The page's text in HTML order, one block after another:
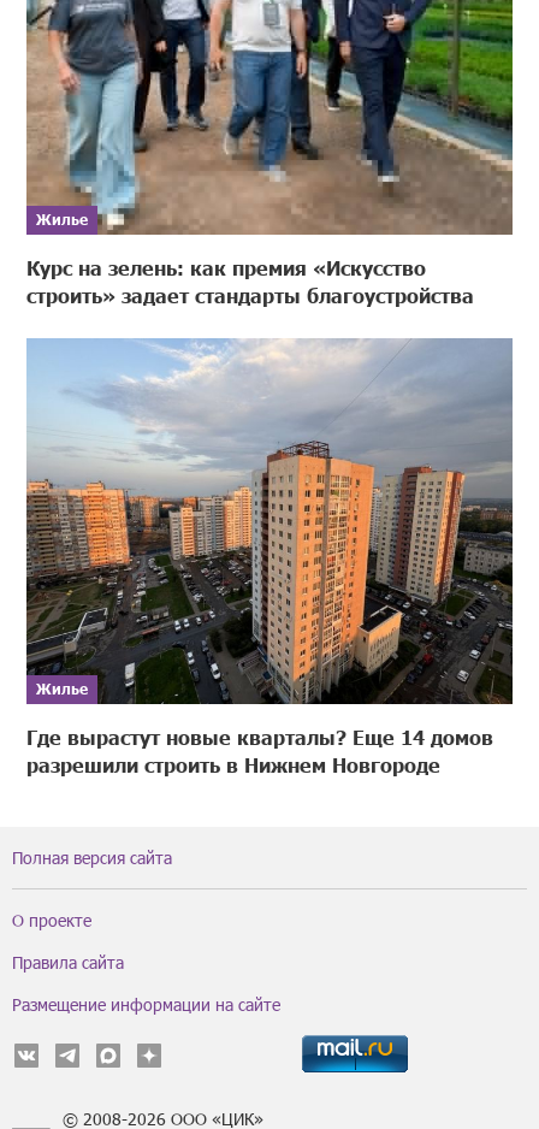
Жилье
Курс на зелень: как премия «Искусство
строить» задает стандарты благоустройства
Жилье
Где вырастут новые кварталы? Еще 14 домов
разрешили строить в Нижнем Новгороде
Полная версия сайта
О проекте
Правила сайта
Размещение информации на сайте
© 2008-2026 ООО «ЦИК»